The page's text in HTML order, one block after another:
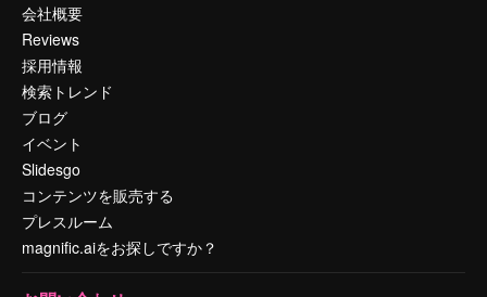
会社概要
Reviews
採用情報
検索トレンド
ブログ
イベント
Slidesgo
コンテンツを販売する
プレスルーム
magnific.aiをお探しですか？